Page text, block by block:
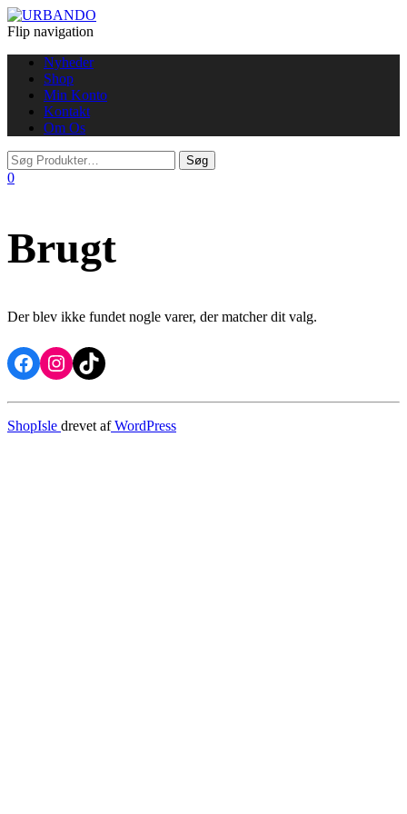
Flip navigation
Nyheder
Shop
Min Konto
Kontakt
Om Os
0
Brugt
Der blev ikke fundet nogle varer, der matcher dit valg.
Facebook
Instagram
TikTok
ShopIsle drevet afWordPress